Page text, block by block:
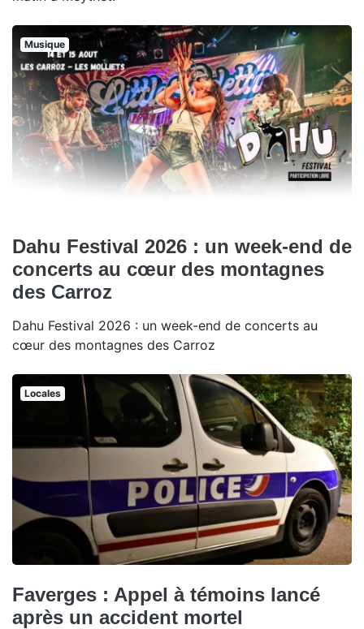
Musique
Dahu Festival 2026 : un week-end de
concerts au cœur des montagnes
des Carroz
Dahu Festival 2026 : un week-end de concerts au
cœur des montagnes des Carroz
Locales
Faverges : Appel à témoins lancé
après un accident mortel